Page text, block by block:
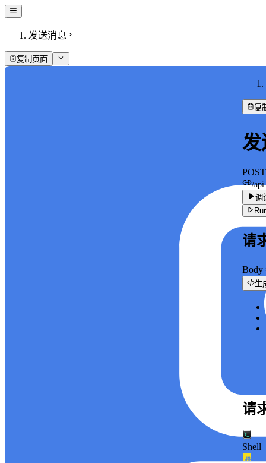
发送消息
复制页面
复
发
POST
/api
调
请
Body
生
请
Shell